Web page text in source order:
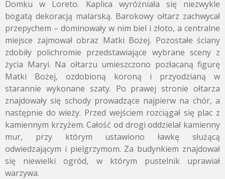
Domku w Loreto. Kaplica wyróżniała się niezwykle
bogatą dekoracją malarską. Barokowy ołtarz zachwycał
przepychem – dominowały w nim biel i złoto, a centralne
miejsce zajmował obraz Matki Bożej. Pozostałe ściany
zdobiły polichromie przedstawiające wybrane sceny z
życia Maryi. Na ołtarzu umieszczono pozłacaną figurę
Matki Bożej, ozdobioną koroną i przyodzianą w
starannie wykonane szaty. Po prawej stronie ołtarza
znajdowały się schody prowadzące najpierw na chór, a
następnie do wieży. Przed wejściem rozciągał się plac z
kamiennym krzyżem. Całość od drogi oddzielał kamienny
mur, przy którym ustawiono ławkę służącą
odwiedzającym i pielgrzymom. Za budynkiem znajdował
się niewielki ogród, w którym pustelnik uprawiał
warzywa.